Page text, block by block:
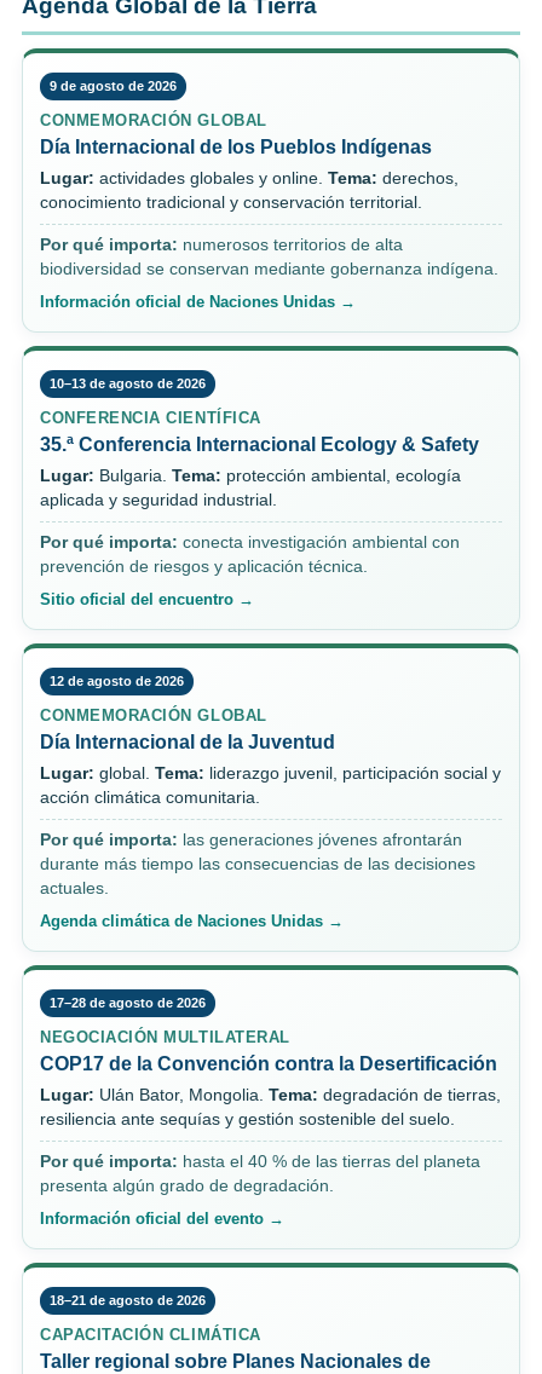
Agenda Global de la Tierra
9 de agosto de 2026
CONMEMORACIÓN GLOBAL
Día Internacional de los Pueblos Indígenas
Lugar: actividades globales y online. Tema: derechos,
conocimiento tradicional y conservación territorial.
Por qué importa: numerosos territorios de alta
biodiversidad se conservan mediante gobernanza indígena.
Información oficial de Naciones Unidas →
10–13 de agosto de 2026
CONFERENCIA CIENTÍFICA
35.ª Conferencia Internacional Ecology & Safety
Lugar: Bulgaria. Tema: protección ambiental, ecología
aplicada y seguridad industrial.
Por qué importa: conecta investigación ambiental con
prevención de riesgos y aplicación técnica.
Sitio oficial del encuentro →
12 de agosto de 2026
CONMEMORACIÓN GLOBAL
Día Internacional de la Juventud
Lugar: global. Tema: liderazgo juvenil, participación social y
acción climática comunitaria.
Por qué importa: las generaciones jóvenes afrontarán
durante más tiempo las consecuencias de las decisiones
actuales.
Agenda climática de Naciones Unidas →
17–28 de agosto de 2026
NEGOCIACIÓN MULTILATERAL
COP17 de la Convención contra la Desertificación
Lugar: Ulán Bator, Mongolia. Tema: degradación de tierras,
resiliencia ante sequías y gestión sostenible del suelo.
Por qué importa: hasta el 40 % de las tierras del planeta
presenta algún grado de degradación.
Información oficial del evento →
18–21 de agosto de 2026
CAPACITACIÓN CLIMÁTICA
Taller regional sobre Planes Nacionales de